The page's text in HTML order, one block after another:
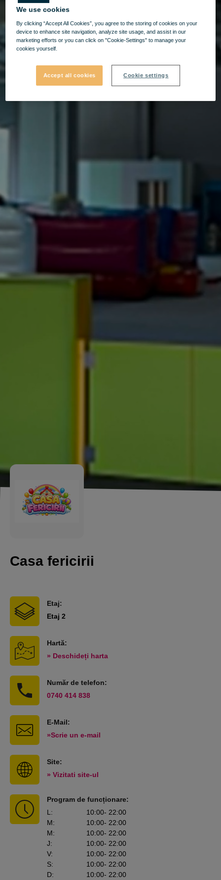
Casa fericirii
Etaj:
Etaj 2
Hartă:
» Deschideți harta
Număr de telefon:
0740 414 838
E-Mail:
»Scrie un e-mail
Site:
» Vizitati site-ul
Program de funcționare:
L : 10:00- 22:00
M: 10:00- 22:00
M: 10:00- 22:00
J: 10:00- 22:00
V: 10:00- 22:00
S: 10:00- 22:00
D: 10:00- 22:00
We use cookies
By clicking “Accept All Cookies”, you agree to the storing of cookies on your
device to enhance site navigation, analyze site usage, and assist in our
marketing efforts or you can click on "Cookie-Settings" to manage your
cookies yourself.
Accept all cookies Cookie settings